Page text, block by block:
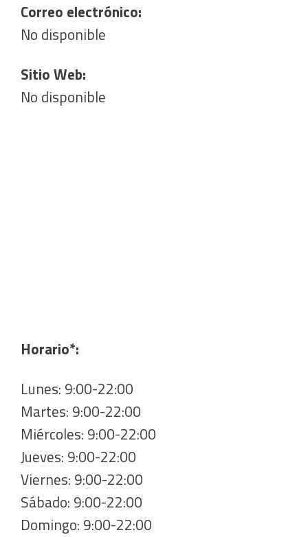
Correo electrónico:
No disponible
Sitio Web:
No disponible
Horario*:
Lunes: 9:00-22:00
Martes: 9:00-22:00
Miércoles: 9:00-22:00
Jueves: 9:00-22:00
Viernes: 9:00-22:00
Sábado: 9:00-22:00
Domingo: 9:00-22:00